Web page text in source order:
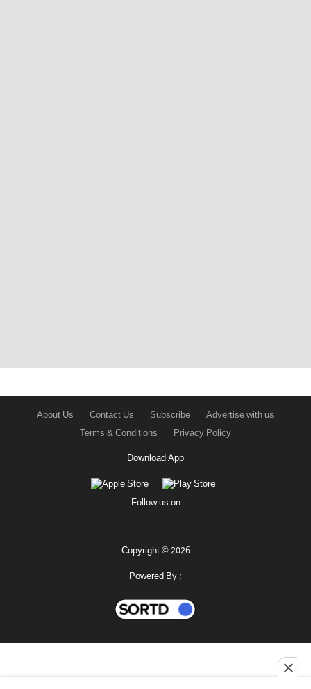
About Us Contact Us Subscribe
Advertise with us
Terms & Conditions
Privacy Policy
Download App
Follow us on
Copyright © 2026
Powered By :